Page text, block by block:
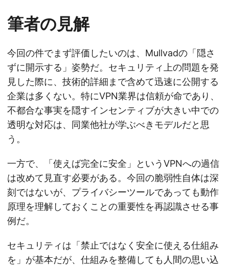
筆者の見解
今回の件でまず評価したいのは、Mullvadの「隠さ
ずに開示する」姿勢だ。セキュリティ上の問題を発
見した際に、技術的詳細まで含めて迅速に公開する
企業は多くない。特にVPN業界は信頼が命であり、
不都合な事実を隠すインセンティブが大きい中での
透明な対応は、同業他社が学ぶべきモデルだと思
う。
一方で、「使えば完全に安全」というVPNへの過信
は改めて見直す必要がある。今回の脆弱性自体は深
刻ではないが、プライバシーツールであっても動作
原理を理解しておくことの重要性を再認識させる事
例だ。
セキュリティは「禁止ではなく安全に使える仕組み
を」が基本だが、仕組みを整備しても人間の思い込